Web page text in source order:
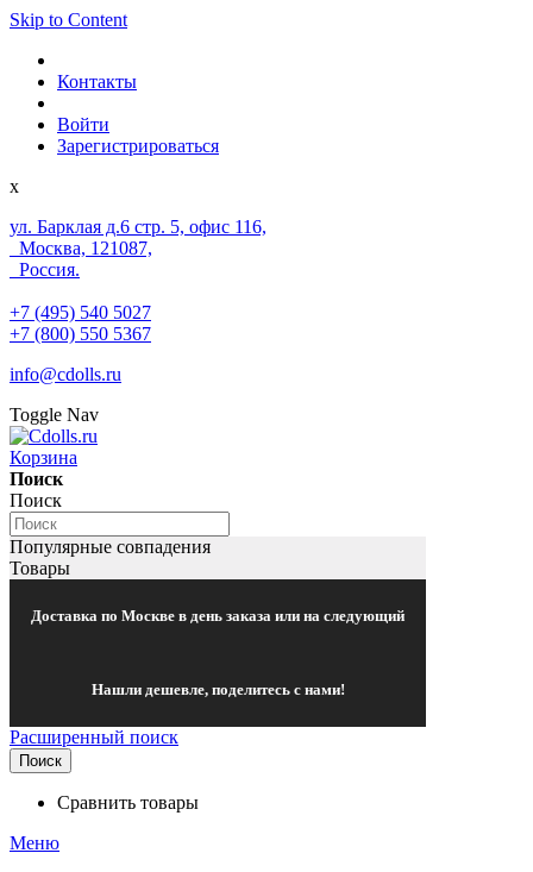
Skip to Content
Контакты
Войти
Зарегистрироваться
x
ул. Барклая д.6 стр. 5, офис 116,
Москва, 121087,
Россия.
+7 (495) 540 5027
+7 (800) 550 5367
info@cdolls.ru
Toggle Nav
Корзина
Поиск
Поиск
Популярные совпадения
Товары
Доставка по Москве в день заказа или на следующий
Нашли дешевле, поделитесь с нами!
Расширенный поиск
Поиск
Сравнить товары
Меню